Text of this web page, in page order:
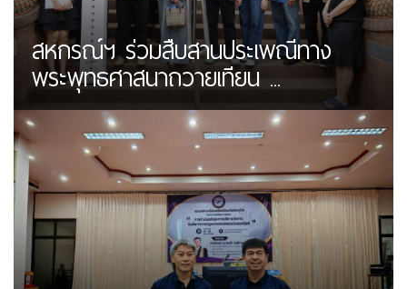
สหกรณ์ฯ ร่วมสืบสานประเพณีทาง
พระพุทธศาสนาถวายเทียน ...